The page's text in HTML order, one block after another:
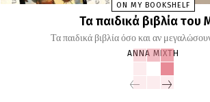
ON MY BOOKSHELF
Τα παιδικά βιβλία του
Τα παιδικά βιβλία όσο και αν
ΆΝΝΑ ΜΊΧΤΗ